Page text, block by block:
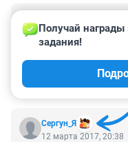
13 марта 2017, 15:19
работники ленятся в
работодатель дает
повышать не думает
такого работа
посылается в баню.
места очень
логика, не понимаю.
Сергун_Я
Получай награды
задания!
12 марта 2017, 20:38